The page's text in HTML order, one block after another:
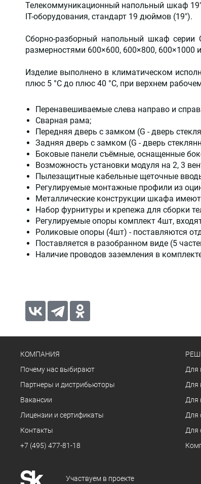
Телекоммуникационный напольный шкаф
IT-оборудования, стандарт 19 дюймов (19").
Сборно-разборный напольный шкаф
размерностями 600×600, 600×800, 600×1000
Изделие выполнено в климатическом
плюс 5 °С до плюс 40 °С, при верхнем
Перенавешиваемые слева направо и
Сварная рама;
Передняя дверь с замком (G - дверь
Задняя дверь с замком (G - дверь
Боковые панели съёмные, оснащенные
Возможность установки модуля на 2, 3
Пылезащитные кабельные щеточные
Регулируемые монтажные профили из
Металлические конструкции шкафа
Набор фурнитуры и крепежа для сборки
Регулируемые опоры комплект 4шт,
Роликовые опоры (4шт) - поставляются
Поставляется в разобранном виде (5
Наличие проводов заземления в
КОМПАНИЯ
Почему нас выбирают
Партнеры и дистрибьюторы
Вакансии
Лицензии и сертификаты
Контакты
+7 (495) 477-81-18
Для
Для
Для
Для
Для
Участвуем в проекте